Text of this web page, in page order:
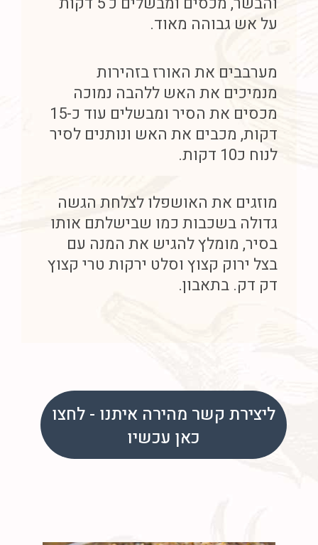
על אש גבוהה מאוד.
מערבבים את האורז בזהירות
מנמיכים את האש ללהבה נמוכה
מכסים את הסיר ומבשלים עוד כ-15
דקות, מכבים את האש ונותנים לסיר
לנוח כ10 דקות.
מוזגים את האושפלו לצלחת הגשה
גדולה בשכבות כמו שבישלתם אותו
בסיר, מומלץ להגיש את המנה עם
בצל ירוק קצוץ וסלט ירקות טרי קצוץ
דק דק. בתאבון.
ליצירת קשר מהירה איתנו - לחצו
כאן עכשיו